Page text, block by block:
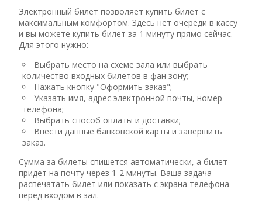
Электронный билет позволяет купить билет с
максимальным комфортом. Здесь нет очереди в кассу
и вы можете купить билет за 1 минуту прямо сейчас.
Для этого нужно:
Выбрать место на схеме зала или выбрать
количество входных билетов в фан зону;
Нажать кнопку "Оформить заказ";
Указать имя, адрес электронной почты, номер
телефона;
Выбрать способ оплаты и доставки;
Внести данные банковской карты и завершить
заказ.
Сумма за билеты спишется автоматически, а билет
придет на почту через 1-2 минуты. Ваша задача
распечатать билет или показать с экрана телефона
перед входом в зал.